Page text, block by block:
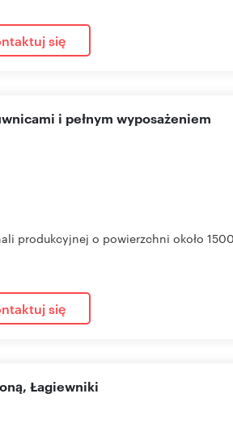
się
i pełnym wyposażeniem
produkcyjnej o powierzchni około
się
Łagiewniki